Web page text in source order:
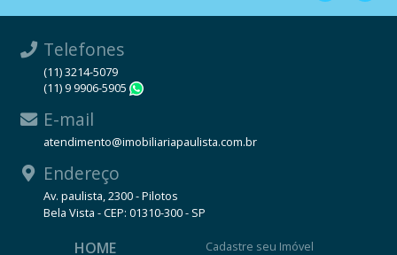
Telefones
(11) 3214-5079
(11) 9 9906-5905
E-mail
atendimento@imobiliariapaulista.com.br
Endereço
Av. paulista, 2300 - Pilotos
Bela Vista - CEP: 01310-300 - SP
HOME Cadastre seu Imóvel